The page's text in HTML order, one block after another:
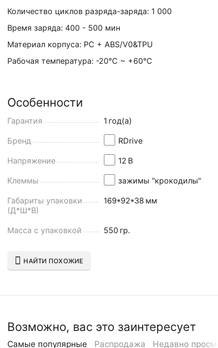
Количество циклов разряда-заряда: 1 000
Время заряда: 400 - 500 мин
Материал корпуса: PC + ABS/V0&TPU
Рабочая температура: -20°C ~ +60°C
Особенности
Гарантия 1 год(а)
Бренд RDrive
Напряжение 12 В
Клеммы зажимы "крокодилы"
Габариты упаковки
(Д*Ш*В)
169*92*38 мм
Масса с упаковкой 550 гр.
НАЙТИ ПОХОЖИЕ
Возможно, вас это заинтересует
Самые популярные Распродажа Недавно